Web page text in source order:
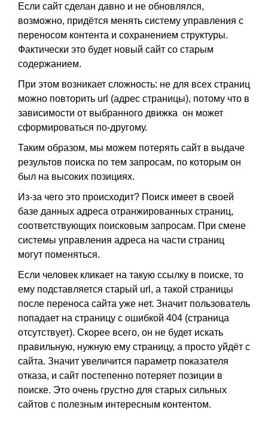
Если сайт сделан давно и не обновлялся,
возможно, придётся менять систему управления с
переносом контента и сохранением структуры.
Фактически это будет новый сайт со старым
содержанием.
При этом возникает сложность: не для всех страниц
можно повторить url (адрес страницы), потому что в
зависимости от выбранного движка он может
сформироваться по-другому.
Таким образом, мы можем потерять сайт в выдаче
результов поиска по тем запросам, по которым он
был на высоких позициях.
Из-за чего это происходит? Поиск имеет в своей
базе данных адреса отранжированных страниц,
соответствующих поисковым запросам. При смене
системы управления адреса на части страниц
могут поменяться.
Если человек кликает на такую ссылку в поиске, то
ему подставляется старый url, а такой страницы
после переноса сайта уже нет. Значит пользователь
попадает на страницу с ошибкой 404 (страница
отсутствует). Скорее всего, он не будет искать
правильную, нужную ему страницу, а просто уйдёт с
сайта. Значит увеличится параметр показателя
отказа, и сайт постепенно потеряет позиции в
поиске. Это очень грустно для старых сильных
сайтов с полезным интересным контентом.